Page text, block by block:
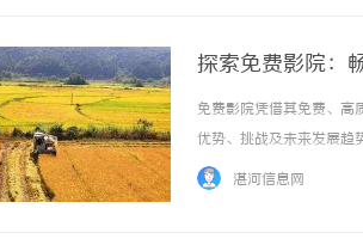
探索免费影院：
免费影院凭借其免费、高
优势、挑战及未来发展
湛河信息网